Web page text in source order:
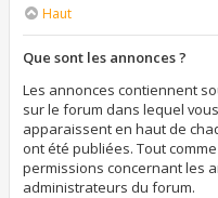
Haut
Que sont les annonces ?
Les annonces contiennent
sur le forum dans lequel
apparaissent en haut de
ont été publiées. Tout
permissions concernant les
administrateurs du forum.